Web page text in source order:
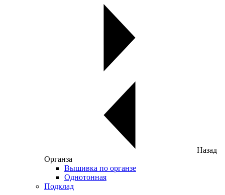
Назад
Органза
Вышивка по органзе
Однотонная
Подклад